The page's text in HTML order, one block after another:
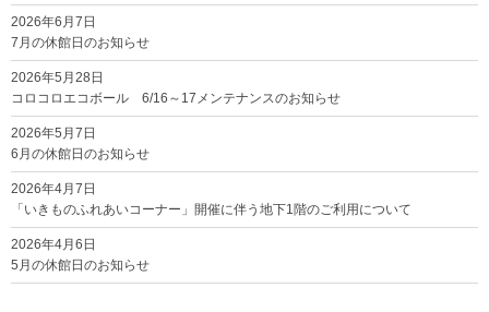
2026年6月7日
7月の休館日のお知らせ
2026年5月28日
コロコロエコボール 6/16～17メンテナンスのお知らせ
2026年5月7日
6月の休館日のお知らせ
2026年4月7日
「いきものふれあいコーナー」開催に伴う地下1階のご利用について
2026年4月6日
5月の休館日のお知らせ